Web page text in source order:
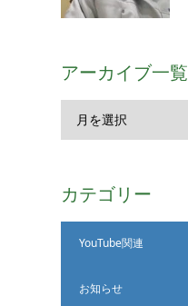
アーカイブ一覧
カテゴリー
YouTube関連
お知らせ